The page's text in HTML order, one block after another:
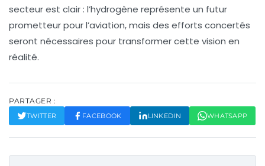
secteur est clair : l’hydrogène représente un futur
prometteur pour l’aviation, mais des efforts concertés
seront nécessaires pour transformer cette vision en
réalité.
PARTAGER :
TWITTER FACEBOOK LINKEDIN WHATSAPP